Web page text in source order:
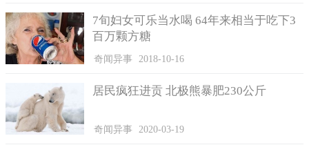
7旬妇女可乐当水喝 64年来相当于吃下3
百万颗方糖
奇闻异事 2018-10-16
居民疯狂进贡 北极熊暴肥230公斤
奇闻异事 2020-03-19